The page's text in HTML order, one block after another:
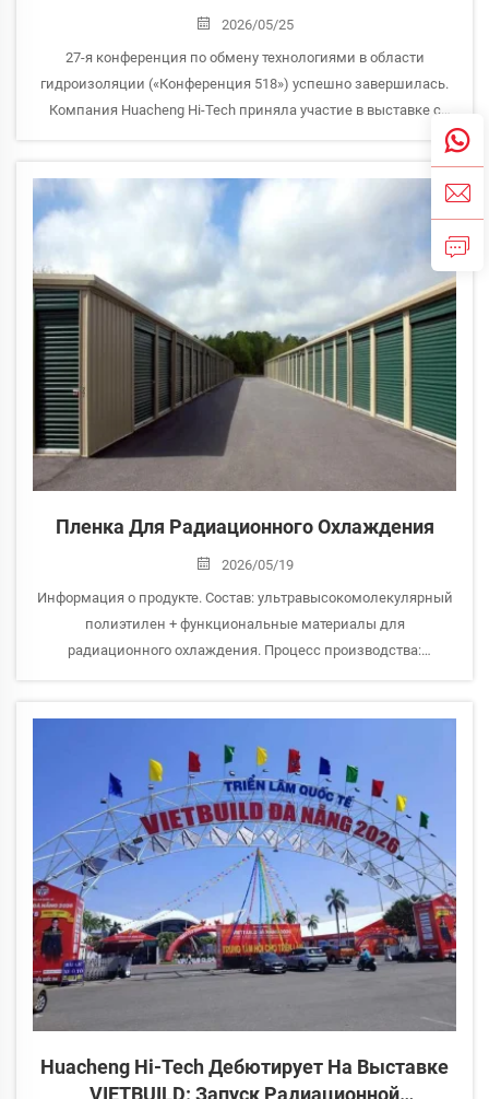
2026/05/25
27-я конференция по обмену технологиями в области
гидроизоляции («Конференция 518») успешно завершилась.
Компания Huacheng Hi-Tech приняла участие в выставке с
продуктами, включая интегрированную гидроизоляционную и
Пленка Для Радиационного Охлаждения
2026/05/19
Информация о продукте. Состав: ультравысокомолекулярный
полиэтилен + функциональные материалы для
радиационного охлаждения. Процесс производства:
рулона...
Huacheng Hi-Tech Дебютирует На Выставке
VIETBUILD: Запуск Радиационной